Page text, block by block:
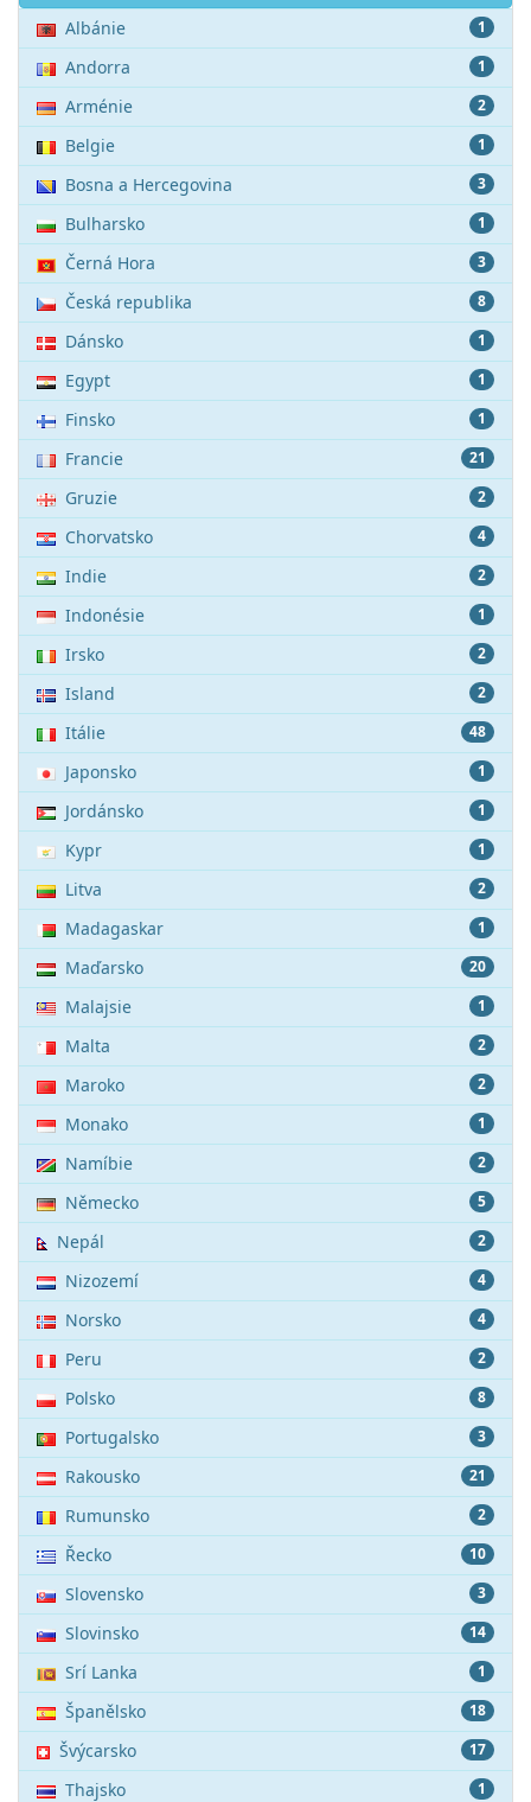
1
Albánie
1
Andorra
2
Arménie
1
Belgie
3
Bosna a Hercegovina
1
Bulharsko
3
Černá Hora
8
Česká republika
1
Dánsko
1
Egypt
1
Finsko
21
Francie
2
Gruzie
4
Chorvatsko
2
Indie
1
Indonésie
2
Irsko
2
Island
48
Itálie
1
Japonsko
1
Jordánsko
1
Kypr
2
Litva
1
Madagaskar
20
Maďarsko
1
Malajsie
2
Malta
2
Maroko
1
Monako
2
Namíbie
5
Německo
2
Nepál
4
Nizozemí
4
Norsko
2
Peru
8
Polsko
3
Portugalsko
21
Rakousko
2
Rumunsko
10
Řecko
3
Slovensko
14
Slovinsko
1
Srí Lanka
18
Španělsko
17
Švýcarsko
1
Thajsko